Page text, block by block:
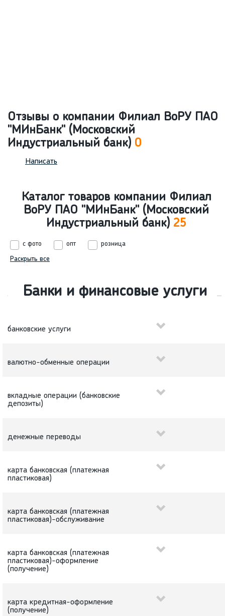
Отзывы о компании Филиал ВоРУ ПАО
"МИнБанк" (Московский
Индустриальный банк) 0
Написать
Каталог товаров компании Филиал
ВоРУ ПАО "МИнБанк" (Московский
Индустриальный банк) 25
с фото опт
розница
Раскрыть все
Банки и финансовые услуги
банковские услуги
валютно-обменные операции
вкладные операции (банковские
депозиты)
денежные переводы
карта банковская (платежная
пластиковая)
карта банковская (платежная
пластиковая)-обслуживание
карта банковская (платежная
пластиковая)-оформление
(получение)
карта кредитная-оформление
(получение)